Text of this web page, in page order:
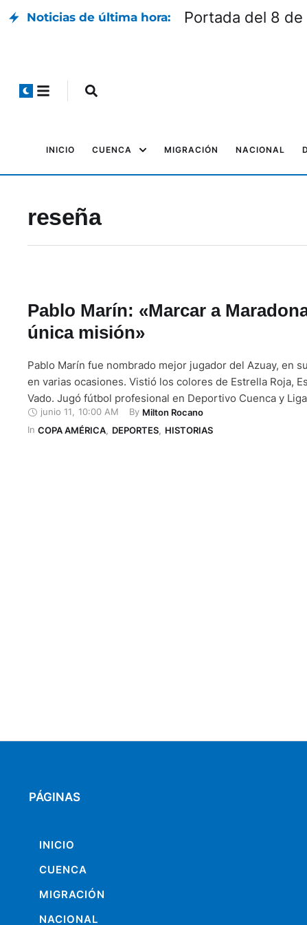
Noticias de última hora: Portada del 8
INICIO CUENCA MIGRACIÓN NACIONAL
reseña
Pablo Marín: «Marcar a
única misión»
Pablo Marín fue nombrado mejor jugador del Azuay, en
en varias ocasiones. Vistió los colores de Estrella Roja,
Vado. Jugó fútbol profesional en Deportivo Cuenca y
gran sueño fue estar en la selección del Ecuador y lo
Diego Armando Maradona en la Copa …
junio 11 10:00 AM By Milton Rocano
In COPA AMÉRICA, DEPORTES, HISTORIAS
PÁGINAS
INICIO
CUENCA
MIGRACIÓN
NACIONAL